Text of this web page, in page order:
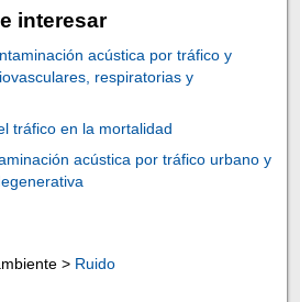
interesar
acústica por tráfico y
respiratorias y
tráfico en la mortalidad
acústica por tráfico urbano y
> Ruido